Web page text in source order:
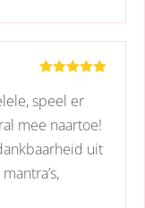
5uit 5
speel er
mee naartoe!
uit